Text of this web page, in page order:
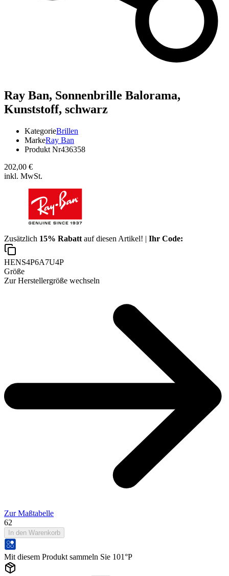
Ray Ban, Sonnenbrille Balorama,
Kunststoff, schwarz
KategorieBrillen
MarkeRay Ban
Produkt Nr436358
202,00 €
inkl. MwSt.
Zusätzlich 15% Rabatt auf diesen Artikel! | Ihr Code:
HENS4P6A7U4P
Größe
Zur Herstellergröße wechseln
Zur Maßtabelle
62
In den Warenkorb
Mit diesem Produkt sammeln Sie 101°P